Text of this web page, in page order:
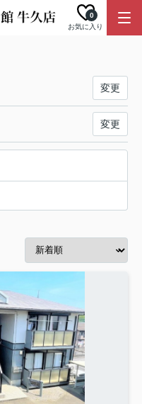
お気に入り
0
変更
変更